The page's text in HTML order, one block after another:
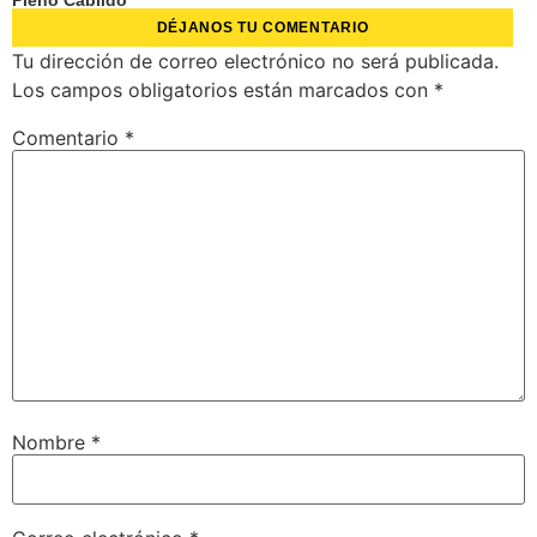
DÉJANOS TU COMENTARIO
Tu dirección de correo electrónico no será publicada.
Los campos obligatorios están marcados con *
Comentario *
Nombre *